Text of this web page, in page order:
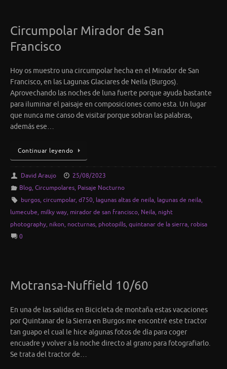
Circumpolar Mirador de San
Francisco
Hoy os muestro una circumpolar hecha en el Mirador de San
Francisco, en las Lagunas Glaciares de Neila (Burgos).
Aprovechando las noches de luna fuerte porque ayuda bastante
para iluminar el paisaje en composiciones como esta. Un lugar
que nunca me canso de visitar porque sobran las palabras,
además ese…
Continuar leyendo
David Araujo
25/08/2023
Blog, Circumpolares, Paisaje Nocturno
burgos, circumpolar, d750, lagunas altas de neila, lagunas de neila,
lumecube, milky way, mirador de san francisco, Neila, night
photography, nikon, nocturnas, photopills, quintanar de la sierra, robisa
0
Motransa-Nuffield 10/60
En una de las salidas en Bicicleta de montaña estas vacaciones
por Quintanar de la Sierra en Burgos me encontré este tractor
tan guapo el cual le hice algunas fotos de día para coger
encuadre y volver a la noche directo al grano para fotografiarlo.
Se trata del tractor de…